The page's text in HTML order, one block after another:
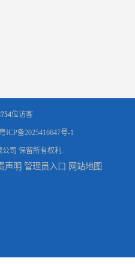
位访客
ICP备2025416647号-1
司 保留所有权利.
声明 管理员入口 网站地图